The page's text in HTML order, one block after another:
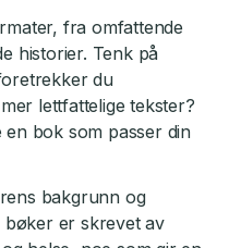
fra omfattende
historier. Tenk på
du
lettfattelige tekster?
en bok som passer din
bakgrunn og
bøker er skrevet av